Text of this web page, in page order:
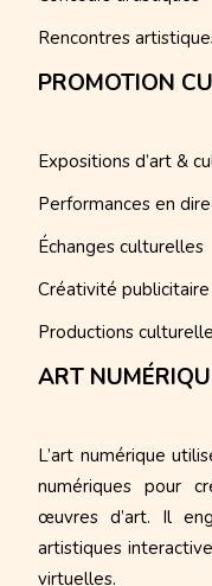
Rencontres
PROMOTION
Expositions d’art &
Performances en
Échanges culturelles
Créativité publicitaire
Productions
ART
L’art numérique
numériques pour
œuvres d’art. Il
artistiques
virtuelles.